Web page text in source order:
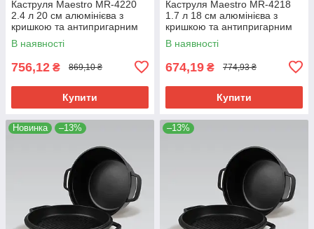
Каструля Maestro MR-4220
2.4 л 20 см алюмінієва з
кришкою та антипригарним
покриттям
В наявності
756,12 ₴ 869,10 ₴
Купити
Каструля Maestro MR-4218
1.7 л 18 см алюмінієва з
кришкою та антипригарним
покриттям
В наявності
674,19 ₴ 774,93 ₴
Купити
Новинка –13% –13%